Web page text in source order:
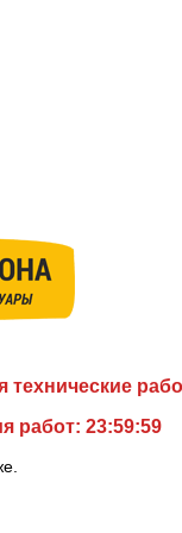
технические
работ: 23:59:59